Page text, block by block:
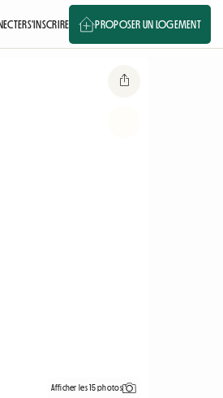
S'INSCRIRE PROPOSER UN LOGEMENT
Afficher les 15 photos